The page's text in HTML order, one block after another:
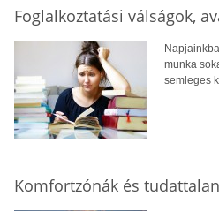
Foglalkoztatási válságok,
munka
semleges
Komfortzónák és